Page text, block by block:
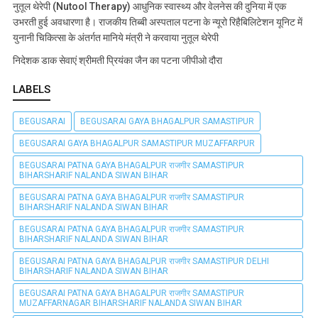
नुतूल थेरेपी (Nutool Therapy) आधुनिक स्वास्थ्य और वेलनेस की दुनिया में एक
उभरती हुई अवधारणा है। राजकीय तिब्बी अस्पताल पटना के न्यूरो रिहैबिलिटेशन यूनिट में
युनानी चिकित्सा के अंतर्गत मानिये मंत्री ने करवाया नुतूल थेरेपी
निदेशक डाक सेवाएं श्रीमती प्रियंका जैन का पटना जीपीओ दौरा
LABELS
BEGUSARAI BEGUSARAI GAYA BHAGALPUR SAMASTIPUR
BEGUSARAI GAYA BHAGALPUR SAMASTIPUR MUZAFFARPUR
BEGUSARAI PATNA GAYA BHAGALPUR राजगीर SAMASTIPUR
BIHARSHARIF NALANDA SIWAN BIHAR
BEGUSARAI PATNA GAYA BHAGALPUR राजगीर SAMASTIPUR
BIHARSHARIF NALANDA SIWAN BIHAR
BEGUSARAI PATNA GAYA BHAGALPUR राजगीर SAMASTIPUR
BIHARSHARIF NALANDA SIWAN BIHAR
BEGUSARAI PATNA GAYA BHAGALPUR राजगीर SAMASTIPUR DELHI
BIHARSHARIF NALANDA SIWAN BIHAR
BEGUSARAI PATNA GAYA BHAGALPUR राजगीर SAMASTIPUR
MUZAFFARNAGAR BIHARSHARIF NALANDA SIWAN BIHAR